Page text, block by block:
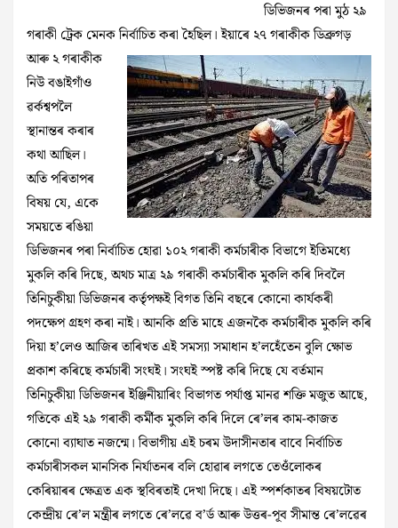
ডিভিজনৰ পৰা মুঠ ২৯
গৰাকী ট্ৰেক মেনকনিৰ্বাচিত কৰা হৈছিল। ইয়াৰে ২৭ গৰাকীক ডিব্ৰুগড়
আৰু ২ গৰাকীক
নিউ বঙাইগাঁও
ৱৰ্কশ্বপলৈ
স্থানান্তৰ কৰাৰ
কথা আছিল।
অতি পৰিতাপৰ
বিষয় যে, একে
সময়তে ৰঙিয়া
ডিভিজনৰ পৰা নিৰ্বাচিত হোৱা ১০২ গৰাকী কৰ্মচাৰীক বিভাগে ইতিমধ্যে
মুকলি কৰি দিছে, অথচ মাত্ৰ ২৯ গৰাকী কৰ্মচাৰীক মুকলি কৰি দিবলৈ
তিনিচুকীয়া ডিভিজনৰ কৰ্তৃপক্ষই বিগত তিনি বছৰে কোনো কাৰ্যকৰী
পদক্ষেপ গ্ৰহণ কৰা নাই। আনকি প্ৰতি মাহে এজনকৈ কৰ্মচাৰীক মুকলি কৰি
দিয়া হ’লেও আজিৰ তাৰিখত এই সমস্যা সমাধান হ’লহেঁতেন বুলি ক্ষোভ
প্ৰকাশ কৰিছে কৰ্মচাৰী সংঘই। ​সংঘই স্পষ্ট কৰি দিছে যে বৰ্তমান
তিনিচুকীয়া ডিভিজনৰ ইঞ্জিনীয়াৰিং বিভাগত পৰ্যাপ্ত মানৱ শক্তি মজুত আছে,
গতিকে এই ২৯ গৰাকী কৰ্মীক মুকলি কৰি দিলে ৰে’লৰ কাম-কাজত
কোনো ব্যাঘাত নজন্মে। বিভাগীয় এই চৰম উদাসীনতাৰ বাবে নিৰ্বাচিত
কৰ্মচাৰীসকল মানসিক নিৰ্যাতনৰ বলি হোৱাৰ লগতে তেওঁলোকৰ
কেৰিয়াৰৰ ক্ষেত্ৰত এক স্থবিৰতাই দেখা দিছে। এই স্পৰ্শকাতৰ বিষয়টোত
কেন্দ্ৰীয় ৰে’ল মন্ত্ৰীৰ লগতে ৰে’লৱে ব’ৰ্ড আৰু উত্তৰ-পূব সীমান্ত ৰে’লৱেৰ